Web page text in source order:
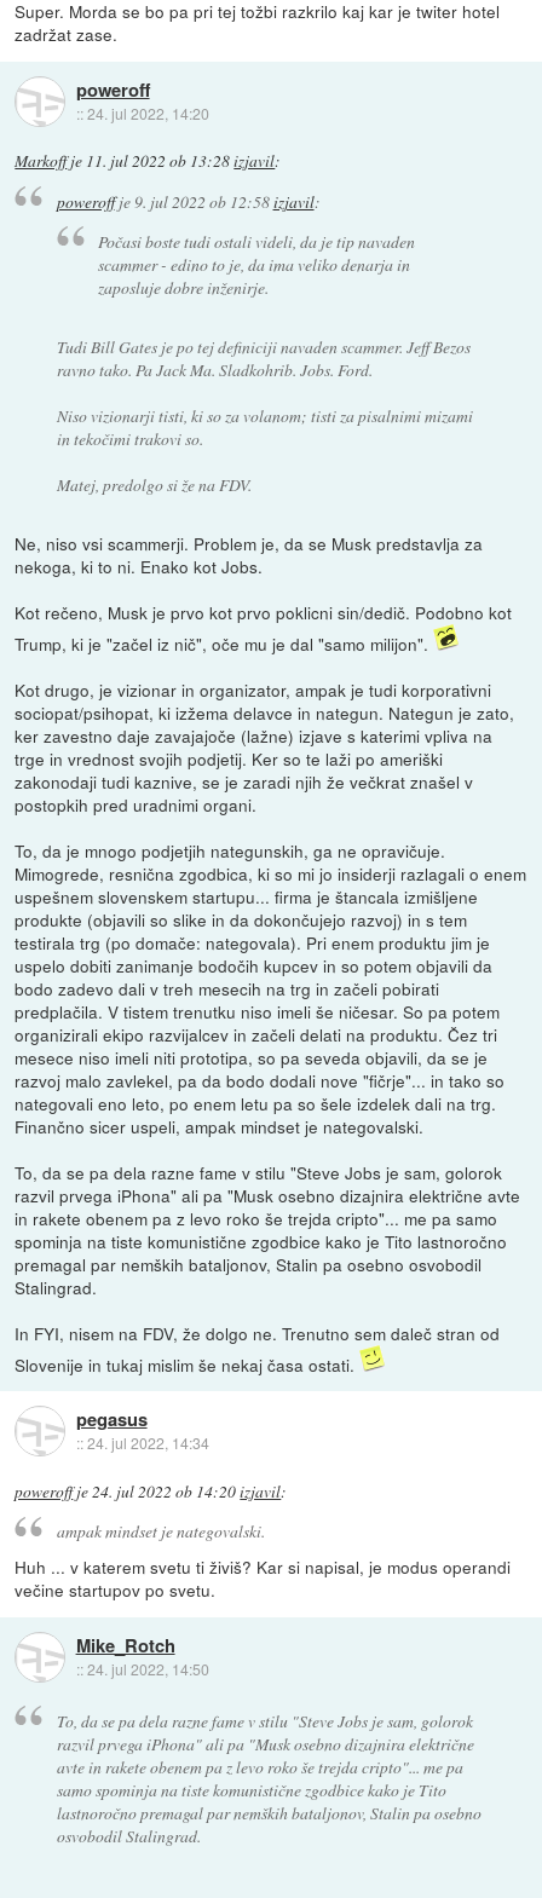
Super. Morda se bo pa pri tej tožbi razkrilo kaj kar je twiter hotel
zadržat zase.
poweroff
::24. jul 2022, 14:20
Markoffje 11. jul 2022 ob 13:28izjavil:
poweroffje9. jul 2022 ob 12:58izjavil:
Počasi boste tudi ostali videli, da je tip navaden
scammer - edino to je, da ima veliko denarja in
zaposluje dobre inženirje.
Tudi Bill Gates je po tej definiciji navaden scammer. Jeff Bezos
ravno tako. Pa Jack Ma. Sladkohrib. Jobs. Ford.
Niso vizionarji tisti, ki so za volanom; tisti za pisalnimi mizami
in tekočimi trakovi so.
Matej, predolgo si že na FDV.
Ne, niso vsi scammerji. Problem je, da se Musk predstavlja za
nekoga, ki to ni. Enako kot Jobs.
Kot rečeno, Musk je prvo kot prvo poklicni sin/dedič. Podobno kot
Trump, ki je "začel iz nič", oče mu je dal "samo milijon".
Kot drugo, je vizionar in organizator, ampak je tudi korporativni
sociopat/psihopat, ki izžema delavce in nategun. Nategun je zato,
ker zavestno daje zavajajoče (lažne) izjave s katerimi vpliva na
trge in vrednost svojih podjetij. Ker so te laži po ameriški
zakonodaji tudi kaznive, se je zaradi njih že večkrat znašel v
postopkih pred uradnimi organi.
To, da je mnogo podjetjih nategunskih, ga ne opravičuje.
Mimogrede, resnična zgodbica, ki so mi jo insiderji razlagali o enem
uspešnem slovenskem startupu... firma je štancala izmišljene
produkte (objavili so slike in da dokončujejo razvoj) in s tem
testirala trg (po domače: nategovala). Pri enem produktu jim je
uspelo dobiti zanimanje bodočih kupcev in so potem objavili da
bodo zadevo dali v treh mesecih na trg in začeli pobirati
predplačila. V tistem trenutku niso imeli še ničesar. So pa potem
organizirali ekipo razvijalcev in začeli delati na produktu. Čez tri
mesece niso imeli niti prototipa, so pa seveda objavili, da se je
razvoj malo zavlekel, pa da bodo dodali nove "fičrje"... in tako so
nategovali eno leto, po enem letu pa so šele izdelek dali na trg.
Finančno sicer uspeli, ampak mindset je nategovalski.
To, da se pa dela razne fame v stilu "Steve Jobs je sam, golorok
razvil prvega iPhona" ali pa "Musk osebno dizajnira električne avte
in rakete obenem pa z levo roko še trejda cripto"... me pa samo
spominja na tiste komunistične zgodbice kako je Tito lastnoročno
premagal par nemških bataljonov, Stalin pa osebno osvobodil
Stalingrad.
In FYI, nisem na FDV, že dolgo ne. Trenutno sem daleč stran od
Slovenije in tukaj mislim še nekaj časa ostati.
pegasus
::24. jul 2022, 14:34
poweroffje24. jul 2022 ob 14:20izjavil:
ampak mindset je nategovalski.
Huh ... v katerem svetu ti živiš? Kar si napisal, je modus operandi
večine startupov po svetu.
Mike_Rotch
::24. jul 2022, 14:50
To, da se pa dela razne fame v stilu "Steve Jobs je sam, golorok
razvil prvega iPhona" ali pa "Musk osebno dizajnira električne
avte in rakete obenem pa z levo roko še trejda cripto"... me pa
samo spominja na tiste komunistične zgodbice kako je Tito
lastnoročno premagal par nemških bataljonov, Stalin pa osebno
osvobodil Stalingrad.